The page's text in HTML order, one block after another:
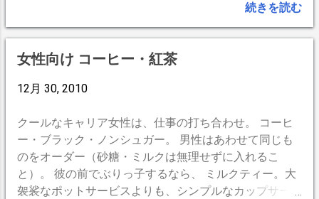
続きを読む
女性向け コーヒー・紅茶
12月 30, 2010
クールなキャリア女性は、仕事の打ち合わせ。 コーヒ
ー・ブラック・ノンシュガー。 男性はあわせて同じも
のをオーダー（砂糖・ミルクは無理せずに入れるこ
と）。 彼の前でぶりっ子するなら、 ミルクティー。大
袈裟なポットサービスよりも、シンプルなカップサービ